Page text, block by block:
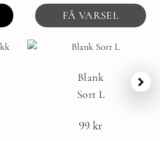
FÅ VARSEL
Blank
Sort L
99 kr